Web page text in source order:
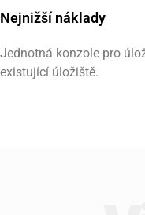
Nejnižší náklady
Jednotná konzole pro
existující úložiště.